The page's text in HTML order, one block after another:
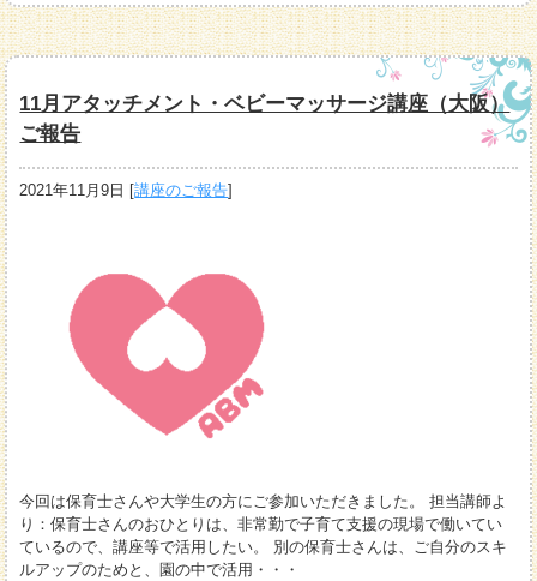
11月アタッチメント・ベビーマッサージ講座（大阪）
ご報告
2021年11月9日 [講座のご報告]
今回は保育士さんや大学生の方にご参加いただきました。 担当講師よ
り：保育士さんのおひとりは、非常勤で子育て支援の現場で働いてい
ているので、講座等で活用したい。 別の保育士さんは、ご自分のスキ
ルアップのためと、園の中で活用・・・